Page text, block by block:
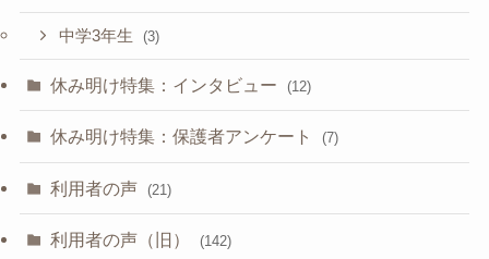
中学3年生 (3)
休み明け特集：インタビュー (12)
休み明け特集：保護者アンケート (7)
利用者の声 (21)
利用者の声（旧） (142)